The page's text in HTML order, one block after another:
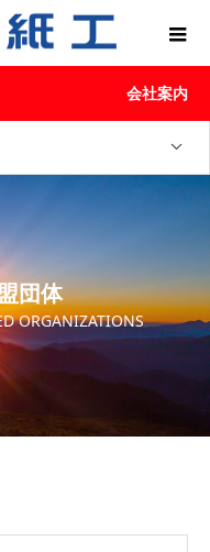
会社案内
団体
ORGANIZATIONS